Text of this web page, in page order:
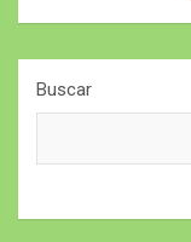
Buscar